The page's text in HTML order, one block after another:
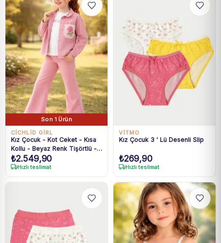
Son 1 Ürün
CİCHLİD GİRL
Kız Çocuk - Kot Ceket - Kısa
Kollu - Beyaz Renk Tişörtlü -
Kot Pantolonlu Takım
₺2.549,90
Hızlı teslimat
VİTMO
Kız Çocuk 3 ' Lü Desenli Slip
₺269,90
Hızlı teslimat